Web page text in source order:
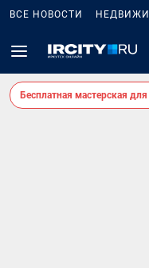
ВСЕ НОВОСТИ
Бесплатная мастерская